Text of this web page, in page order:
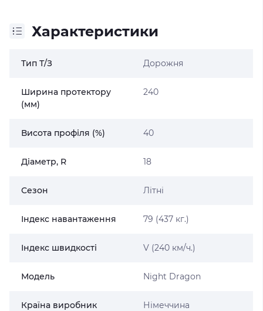
Характеристики
Тип Т/З Дорожня
Ширина протектору
(мм)
240
Висота профіля (%) 40
Діаметр, R 18
Сезон Літні
Індекс навантаження 79 (437 кг.)
Індекс швидкості V (240 км/ч.)
Модель Night Dragon
Країна виробник Німеччина